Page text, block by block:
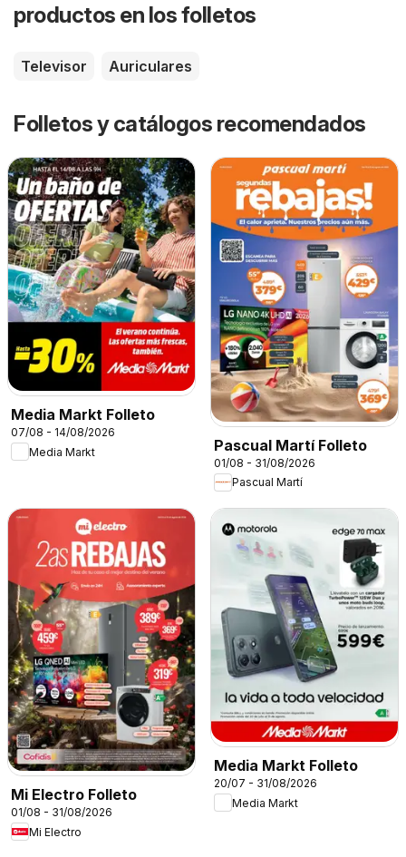
productos en los folletos
Televisor Auriculares
Folletos y catálogos recomendados
Media Markt Folleto
07/08 - 14/08/2026
Media Markt
Pascual Martí Folleto
01/08 - 31/08/2026
Pascual Martí
Mi Electro Folleto
01/08 - 31/08/2026
Mi Electro
Media Markt Folleto
20/07 - 31/08/2026
Media Markt